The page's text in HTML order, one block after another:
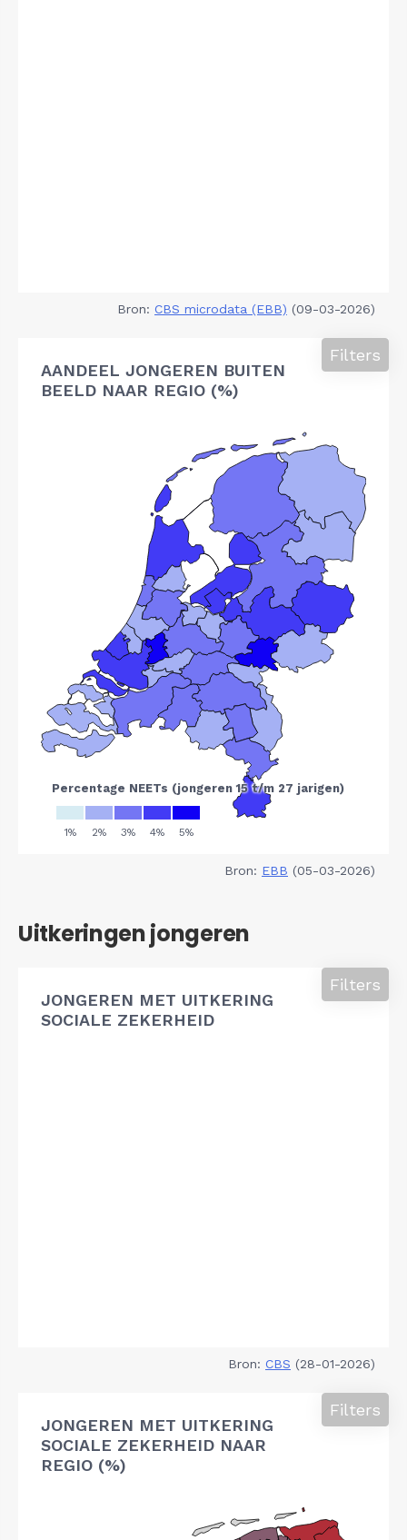
Bron: CBS microdata (EBB) (09-03-2026)
AANDEEL JONGEREN BUITEN
BEELD NAAR REGIO (%)
Filters
Bron: EBB (05-03-2026)
Uitkeringen jongeren
JONGEREN MET UITKERING
SOCIALE ZEKERHEID
Filters
Bron: CBS (28-01-2026)
JONGEREN MET UITKERING
SOCIALE ZEKERHEID NAAR
REGIO (%)
Filters